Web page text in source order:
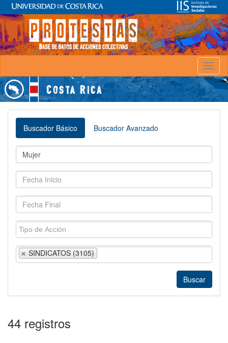
Buscador Básico Buscador Avanzado
SINDICATOS (3105)
44 registros